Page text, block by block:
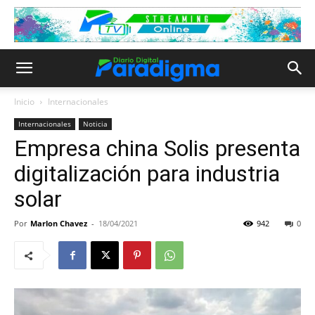
Inicio Internacionales
Internacionales Noticia
Empresa china Solis presenta
digitalización para industria
solar
Por Marlon Chavez - 18/04/2021 0
942